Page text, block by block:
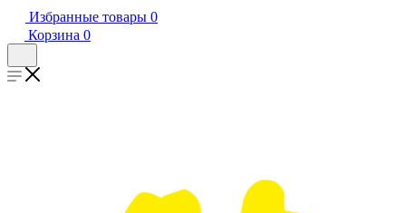
Избранные товары 0
Корзина 0